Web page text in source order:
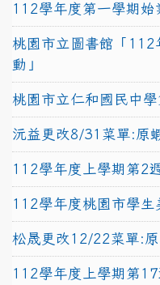
112學年度第一學期始
桃園市立圖書館「112
動」
桃園市立仁和國民中
沅益更改8/31菜單:原
112學年度上學期第2
112學年度桃園市學生
松晟更改12/22菜單:
112學年度上學期第